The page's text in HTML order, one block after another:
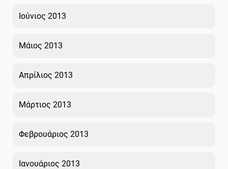
Ιούνιος 2013
Μάιος 2013
Απρίλιος 2013
Μάρτιος 2013
Φεβρουάριος 2013
Ιανουάριος 2013